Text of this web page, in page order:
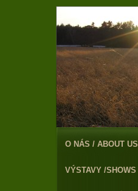
O NÁS / ABOUT US
VÝSTAVY /SHOWS